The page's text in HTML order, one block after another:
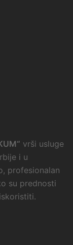
vrši usluge
i u
profesionalan
su prednosti